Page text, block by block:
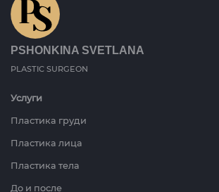
PSHONKINA SVETLANA
PLASTIC SURGEON
Услуги
Пластика груди
Пластика лица
Пластика тела
До и после